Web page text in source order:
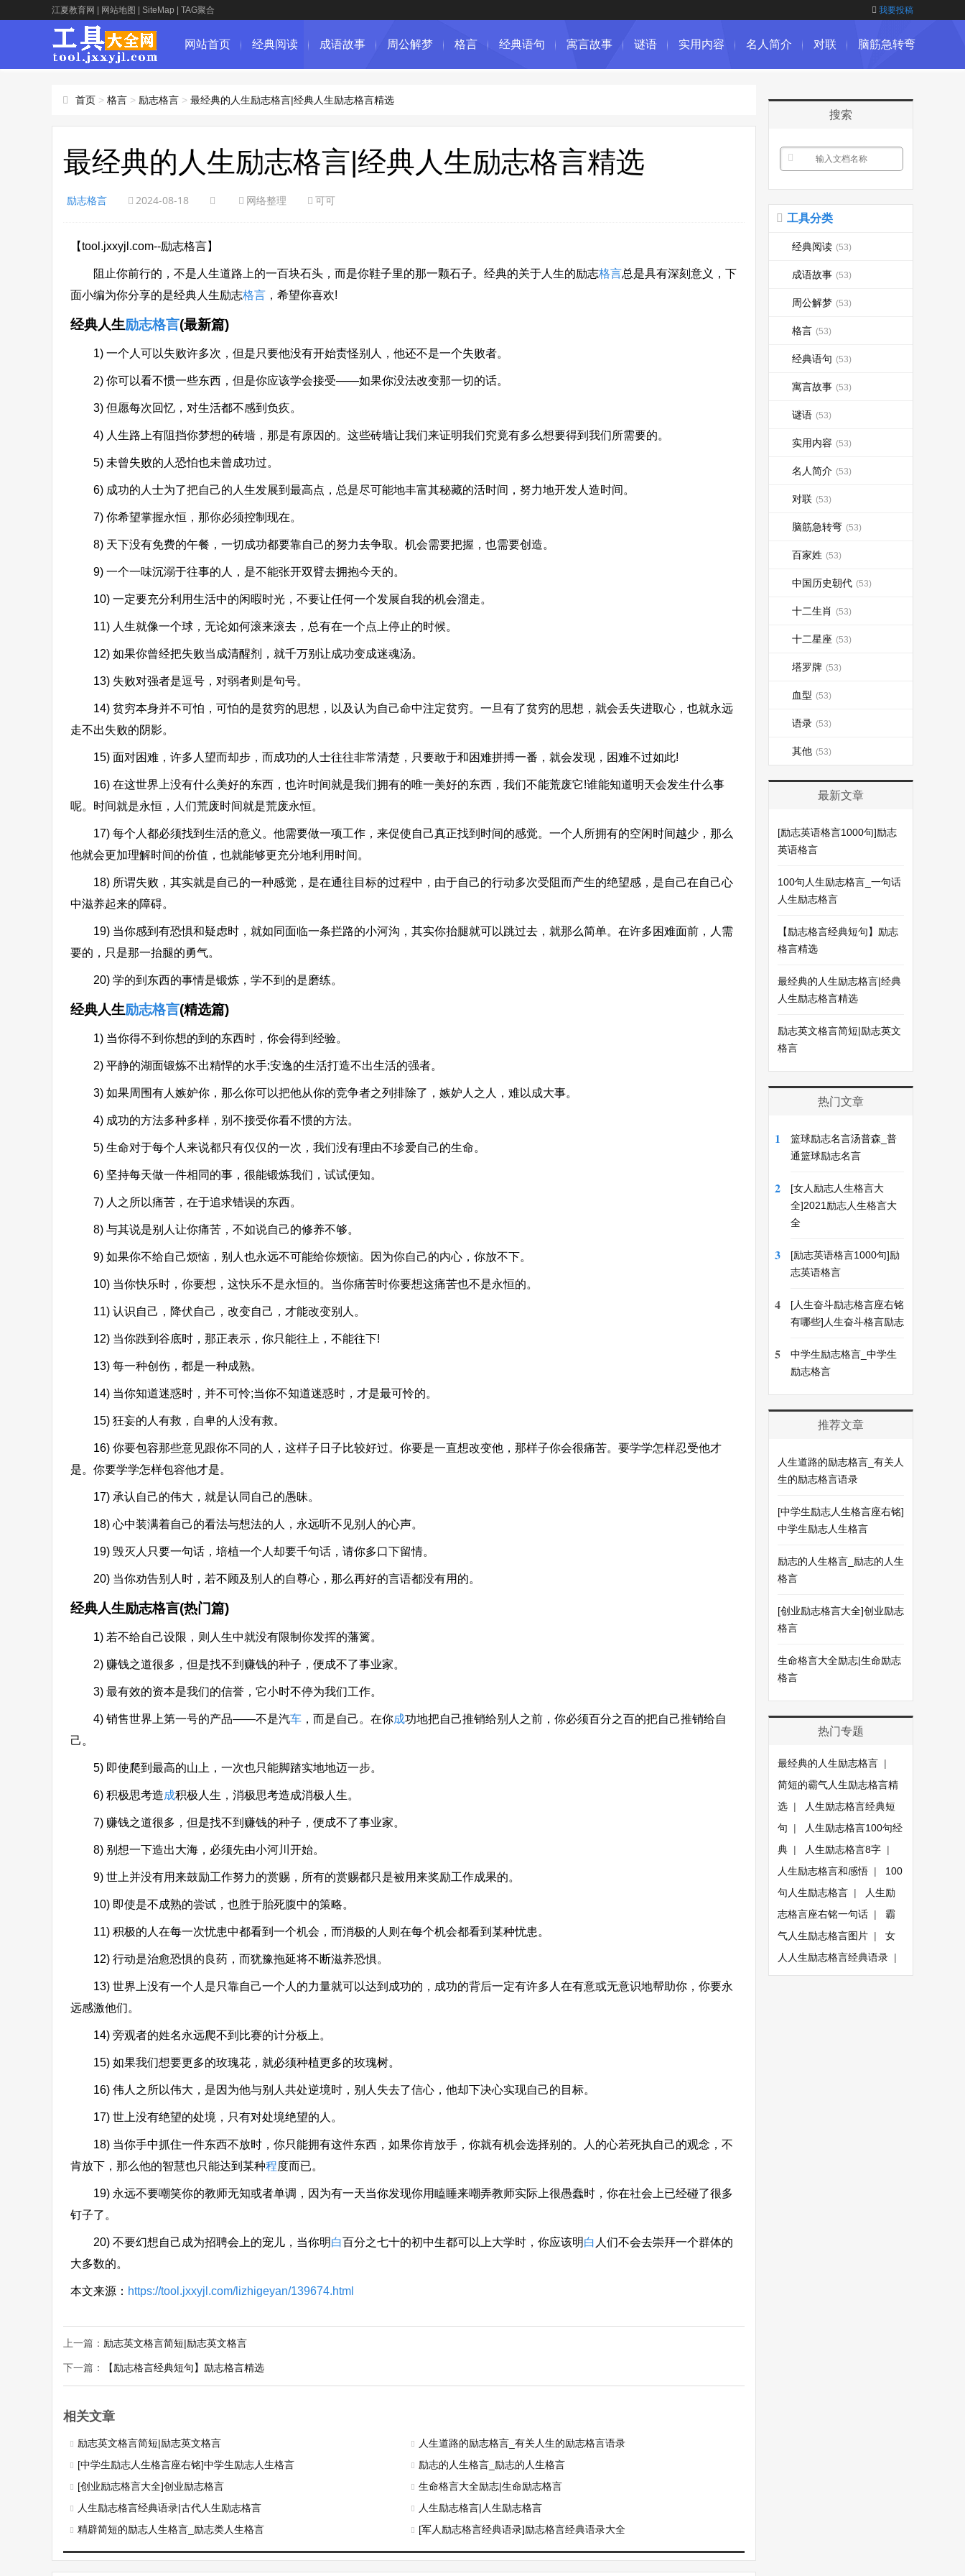
江夏教育网 网站地图 SiteMap TAG聚合 我要投稿
网站首页 经典阅读 成语故事 周公解梦 格言 经典语句 寓言故事 谜语 实用内容 名人简介 对联 脑筋急转弯
首页 > 格言 > 励志格言 > 最经典的人生励志格言|经典人生励志格言精选
最经典的人生励志格言|经典人生励志格言精选
励志格言 2024-08-18 网络整理 可可
【tool.jxxyjl.com--励志格言】
阻止你前行的，不是人生道路上的一百块石头，而是你鞋子里的那一颗石子。经典的关于人生的励志格言总是具有深刻意义，下
面小编为你分享的是经典人生励志格言 ，希望你喜欢!
经典人生励志格言(最新篇)
1) 一个人可以失败许多次，但是只要他没有开始责怪别人，他还不是一个失败者。
2) 你可以看不惯一些东西，但是你应该学会接受——如果你没法改变那一切的话。
3) 但愿每次回忆，对生活都不感到负疚。
4) 人生路上有阻挡你梦想的砖墙，那是有原因的。这些砖墙让我们来证明我们究竟有多么想要得到我们所需要的。
5) 未曾失败的人恐怕也未曾成功过。
6) 成功的人士为了把自己的人生发展到最高点，总是尽可能地丰富其秘藏的活时间，努力地开发人造时间。
7) 你希望掌握永恒，那你必须控制现在。
8) 天下没有免费的午餐，一切成功都要靠自己的努力去争取。机会需要把握，也需要创造。
9) 一个一味沉溺于往事的人，是不能张开双臂去拥抱今天的。
10) 一定要充分利用生活中的闲暇时光，不要让任何一个发展自我的机会溜走。
11) 人生就像一个球，无论如何滚来滚去，总有在一个点上停止的时候。
12) 如果你曾经把失败当成清醒剂，就千万别让成功变成迷魂汤。
13) 失败对强者是逗号，对弱者则是句号。
14) 贫穷本身并不可怕，可怕的是贫穷的思想，以及认为自己命中注定贫穷。一旦有了贫穷的思想，就会丢失进取心，也就永远
走不出失败的阴影。
15) 面对困难，许多人望而却步，而成功的人士往往非常清楚，只要敢于和困难拼搏一番，就会发现，困难不过如此!
16) 在这世界上没有什么美好的东西，也许时间就是我们拥有的唯一美好的东西，我们不能荒废它!谁能知道明天会发生什么事
呢。时间就是永恒，人们荒废时间就是荒废永恒。
17) 每个人都必须找到生活的意义。他需要做一项工作，来促使自己真正找到时间的感觉。一个人所拥有的空闲时间越少，那么
他就会更加理解时间的价值，也就能够更充分地利用时间。
18) 所谓失败，其实就是自己的一种感觉，是在通往目标的过程中，由于自己的行动多次受阻而产生的绝望感，是自己在自己心
中滋养起来的障碍。
19) 当你感到有恐惧和疑虑时，就如同面临一条拦路的小河沟，其实你抬腿就可以跳过去，就那么简单。在许多困难面前，人需
要的，只是那一抬腿的勇气。
20) 学的到东西的事情是锻炼，学不到的是磨练。
经典人生励志格言(精选篇)
1) 当你得不到你想的到的东西时，你会得到经验。
2) 平静的湖面锻炼不出精悍的水手;安逸的生活打造不出生活的强者。
3) 如果周围有人嫉妒你，那么你可以把他从你的竞争者之列排除了，嫉妒人之人，难以成大事。
4) 成功的方法多种多样，别不接受你看不惯的方法。
5) 生命对于每个人来说都只有仅仅的一次，我们没有理由不珍爱自己的生命。
6) 坚持每天做一件相同的事，很能锻炼我们，试试便知。
7) 人之所以痛苦，在于追求错误的东西。
8) 与其说是别人让你痛苦，不如说自己的修养不够。
9) 如果你不给自己烦恼，别人也永远不可能给你烦恼。因为你自己的内心，你放不下。
10) 当你快乐时，你要想，这快乐不是永恒的。当你痛苦时你要想这痛苦也不是永恒的。
11) 认识自己，降伏自己，改变自己，才能改变别人。
12) 当你跌到谷底时，那正表示，你只能往上，不能往下!
13) 每一种创伤，都是一种成熟。
14) 当你知道迷惑时，并不可怜;当你不知道迷惑时，才是最可怜的。
15) 狂妄的人有救，自卑的人没有救。
16) 你要包容那些意见跟你不同的人，这样子日子比较好过。你要是一直想改变他，那样子你会很痛苦。要学学怎样忍受他才
是。你要学学怎样包容他才是。
17) 承认自己的伟大，就是认同自己的愚昧。
18) 心中装满着自己的看法与想法的人，永远听不见别人的心声。
19) 毁灭人只要一句话，培植一个人却要千句话，请你多口下留情。
20) 当你劝告别人时，若不顾及别人的自尊心，那么再好的言语都没有用的。
经典人生励志格言(热门篇)
1) 若不给自己设限，则人生中就没有限制你发挥的藩篱。
2) 赚钱之道很多，但是找不到赚钱的种子，便成不了事业家。
3) 最有效的资本是我们的信誉，它小时不停为我们工作。
4) 销售世界上第一号的产品——不是汽车 ，而是自己。在你成功地把自己推销给别人之前，你必须百分之百的把自己推销给自
己。
5) 即使爬到最高的山上，一次也只能脚踏实地地迈一步。
6) 积极思考造成积极人生，消极思考造成消极人生。
7) 赚钱之道很多，但是找不到赚钱的种子，便成不了事业家。
8) 别想一下造出大海，必须先由小河川开始。
9) 世上并没有用来鼓励工作努力的赏赐，所有的赏赐都只是被用来奖励工作成果的。
10) 即使是不成熟的尝试，也胜于胎死腹中的策略。
11) 积极的人在每一次忧患中都看到一个机会，而消极的人则在每个机会都看到某种忧患。
12) 行动是治愈恐惧的良药，而犹豫拖延将不断滋养恐惧。
13) 世界上没有一个人是只靠自己一个人的力量就可以达到成功的，成功的背后一定有许多人在有意或无意识地帮助你，你要永
远感激他们。
14) 旁观者的姓名永远爬不到比赛的计分板上。
15) 如果我们想要更多的玫瑰花，就必须种植更多的玫瑰树。
16) 伟人之所以伟大，是因为他与别人共处逆境时，别人失去了信心，他却下决心实现自己的目标。
17) 世上没有绝望的处境，只有对处境绝望的人。
18) 当你手中抓住一件东西不放时，你只能拥有这件东西，如果你肯放手，你就有机会选择别的。人的心若死执自己的观念，不
肯放下，那么他的智慧也只能达到某种程度而已。
19) 永远不要嘲笑你的教师无知或者单调，因为有一天当你发现你用瞌睡来嘲弄教师实际上很愚蠢时，你在社会上已经碰了很多
钉子了。
20) 不要幻想自己成为招聘会上的宠儿，当你明白百分之七十的初中生都可以上大学时，你应该明白 人们不会去崇拜一个群体的
大多数的。
本文来源： https://tool.jxxyjl.com/lizhigeyan/139674.html
上一篇： 励志英文格言简短|励志英文格言
下一篇： 【励志格言经典短句】励志格言精选
相关文章
励志英文格言简短|励志英文格言
人生道路的励志格言_有关人生的励志格言语录
[中学生励志人生格言座右铭]中学生励志人生格言
励志的人生格言_励志的人生格言
[创业励志格言大全]创业励志格言
生命格言大全励志|生命励志格言
人生励志格言经典语录|古代人生励志格言
人生励志格言|人生励志格言
精辟简短的励志人生格言_励志类人生格言
[军人励志格言经典语录]励志格言经典语录大全
搜索
工具分类
经典阅读 (53)
成语故事 (53)
周公解梦 (53)
格言 (53)
经典语句 (53)
寓言故事 (53)
谜语 (53)
实用内容 (53)
名人简介 (53)
对联 (53)
脑筋急转弯 (53)
百家姓 (53)
中国历史朝代 (53)
十二生肖 (53)
十二星座 (53)
塔罗牌 (53)
血型 (53)
语录 (53)
其他 (53)
最新文章
[励志英语格言1000句]励志
英语格言
100句人生励志格言_一句话
人生励志格言
【励志格言经典短句】励志
格言精选
最经典的人生励志格言|经典
人生励志格言精选
励志英文格言简短|励志英文
格言
热门文章
1
篮球励志名言汤普森_普
通篮球励志名言
2
[女人励志人生格言大
全]2021励志人生格言大
全
3
[励志英语格言1000句]励
志英语格言
4
[人生奋斗励志格言座右铭
有哪些]人生奋斗格言励志
5
中学生励志格言_中学生
励志格言
推荐文章
人生道路的励志格言_有关人
生的励志格言语录
[中学生励志人生格言座右铭]
中学生励志人生格言
励志的人生格言_励志的人生
格言
[创业励志格言大全]创业励志
格言
生命格言大全励志|生命励志
格言
热门专题
最经典的人生励志格言 |
简短的霸气人生励志格言精
选 |
人生励志格言经典短
句 |
人生励志格言100句经
典 | 人生励志格言8字 |
人生励志格言和感悟 | 100
句人生励志格言 |
人生励
志格言座右铭一句话 | 霸
气人生励志格言图片 | 女
人人生励志格言经典语录 |